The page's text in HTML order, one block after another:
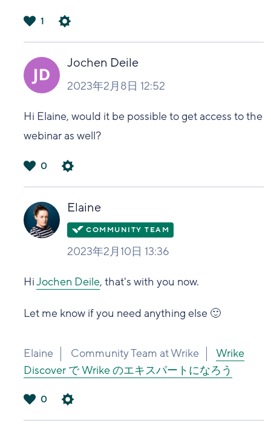
い
1
Jochen Deile
2023年2月8日 12:52
Hi Elaine, would it be possible to get access to the
webinar as well?
い
0
Elaine
2023年2月10日 13:36
HiJochen Deile, that's with you now.
Let me know if you need anything else 🙂
Elaine Community Team at Wrike
Wrike
Discover で Wrike のエキスパートになろう
0